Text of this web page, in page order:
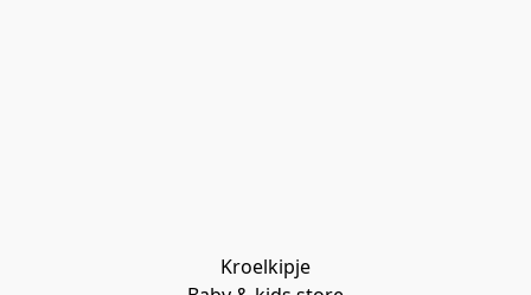
Kroelkipje